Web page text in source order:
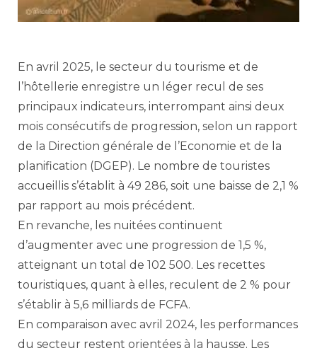
En avril 2025, le secteur du tourisme et de
l’hôtellerie enregistre un léger recul de ses
principaux indicateurs, interrompant ainsi deux
mois consécutifs de progression, selon un rapport
de la Direction générale de l’Economie et de la
planification (DGEP). Le nombre de touristes
accueillis s’établit à 49 286, soit une baisse de 2,1 %
par rapport au mois précédent.
En revanche, les nuitées continuent
d’augmenter avec une progression de 1,5 %,
atteignant un total de 102 500. Les recettes
touristiques, quant à elles, reculent de 2 % pour
s’établir à 5,6 milliards de FCFA.
En comparaison avec avril 2024, les performances
du secteur restent orientées à la hausse. Les